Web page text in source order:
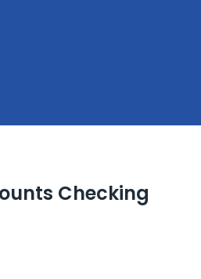
Checking